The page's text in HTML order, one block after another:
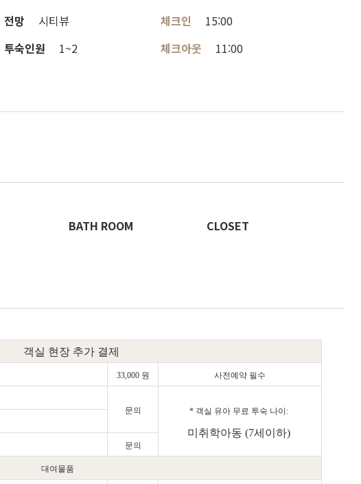
전망 시티뷰 체크인
15:00
투숙인원 1~2 체크아웃
11:00
BATH ROOM CLOSET
객실 현장 추가 결제
33,000 원 사전예약 필수
문의
* 객실 유아 무료 투숙 나이:
미취학아동 (7세이하)
문의
대여물품